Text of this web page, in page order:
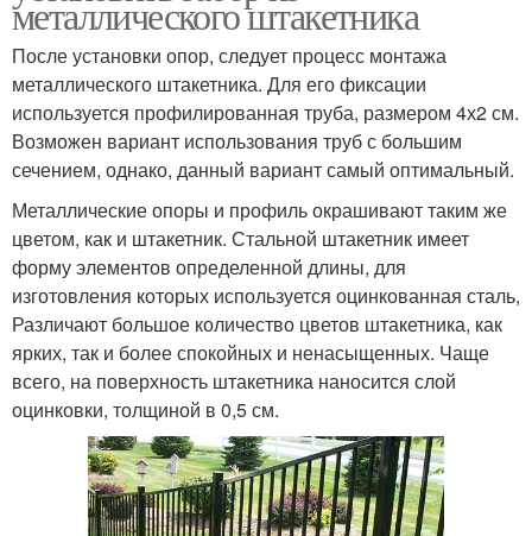
металлического штакетника
После установки опор, следует процесс монтажа
металлического штакетника. Для его фиксации
используется профилированная труба, размером 4х2 см.
Возможен вариант использования труб с большим
сечением, однако, данный вариант самый оптимальный.
Металлические опоры и профиль окрашивают таким же
цветом, как и штакетник. Стальной штакетник имеет
форму элементов определенной длины, для
изготовления которых используется оцинкованная сталь,
Различают большое количество цветов штакетника, как
ярких, так и более спокойных и ненасыщенных. Чаще
всего, на поверхность штакетника наносится слой
оцинковки, толщиной в 0,5 см.